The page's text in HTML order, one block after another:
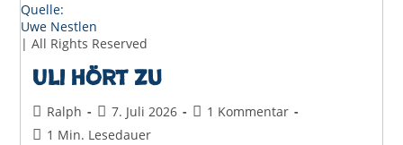
Quelle:
Uwe Nestlen
| All Rights Reserved
Uli hört zu
Beitrags-
Autor:
Ralph
Beitrag
veröffentlicht:
7. Juli 2026
Beitrags-
1 Kommentar
Lesedauer:
1 Min. Lesedauer